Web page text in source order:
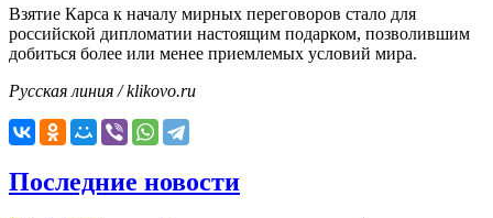
Взятие Карса к началу мирных переговоров стало для
российской дипломатии настоящим подарком, позволившим
добиться более или менее приемлемых условий мира.
Русская линия / klikovo.ru
Последние новости